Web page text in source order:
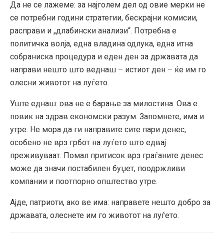
Да не се лажеме: за најголем дел од овие мерки не
се потребни години стратегии, бескрајни комисии,
расправи и „длабински анализи“. Потребна е
политичка волја, една владина одлука, една итна
собраниска процедура и еден ден за државата да
направи нешто што веднаш – истиот ден – ќе им го
олесни животот на луѓето.
Уште еднаш: ова не е барање за милостина. Ова е
повик на здрав економски разум. Запомнете, има и
утре. Не мора да ги направите сите пари денес,
особено не врз грбот на луѓето што едвај
преживуваат. Помал притисок врз граѓаните денес
може да значи постабилен буџет, поодржливи
компании и поотпорно општество утре.
Ајде, патриоти, ако ве има: направете нешто добро за
државата, олеснете им го животот на луѓето.